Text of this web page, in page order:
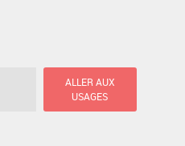
ALLER AUX
USAGES